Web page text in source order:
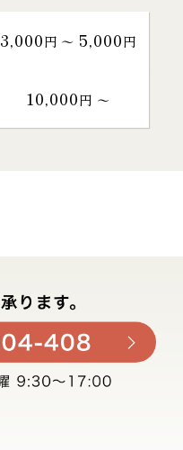
3,000円 〜 5,000円
10,000円 〜